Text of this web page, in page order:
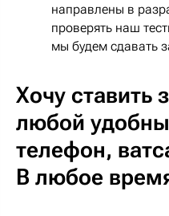
направлены в
проверять наш
мы будем сдавать
Хочу ставить
любой
телефон,
В любое